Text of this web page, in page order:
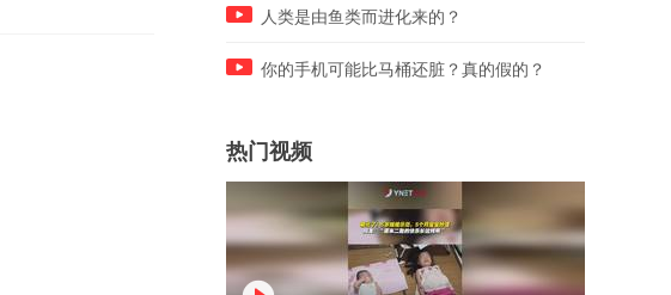
人类是由鱼类而进化来的？
你的手机可能比马桶还脏？真的假的？
热门视频